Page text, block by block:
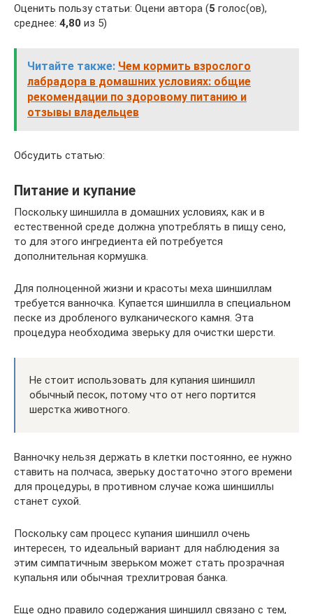
Оценить пользу статьи: Оцени автора (5 голос(ов),
среднее: 4,80 из 5)
Читайте также: Чем кормить взрослого
лабрадора в домашних условиях: общие
рекомендации по здоровому питанию и
отзывы владельцев
Обсудить статью:
Питание и купание
Поскольку шиншилла в домашних условиях, как и в
естественной среде должна употреблять в пищу сено,
то для этого ингредиента ей потребуется
дополнительная кормушка.
Для полноценной жизни и красоты меха шиншиллам
требуется ванночка. Купается шиншилла в специальном
песке из дробленого вулканического камня. Эта
процедура необходима зверьку для очистки шерсти.
Не стоит использовать для купания шиншилл
обычный песок, потому что от него портится
шерстка животного.
Ванночку нельзя держать в клетки постоянно, ее нужно
ставить на полчаса, зверьку достаточно этого времени
для процедуры, в противном случае кожа шиншиллы
станет сухой.
Поскольку сам процесс купания шиншилл очень
интересен, то идеальный вариант для наблюдения за
этим симпатичным зверьком может стать прозрачная
купальня или обычная трехлитровая банка.
Еще одно правило содержания шиншилл связано с тем,